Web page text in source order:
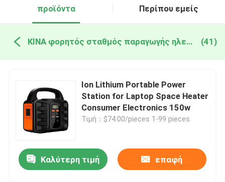
προϊόντα Περίπου εμείς
ΚΙΝΑ φορητός σταθμός παραγωγής ηλεκτρικού ρεύματος λίθιου (41)
Ion Lithium Portable Power
Station for Laptop Space Heater
Consumer Electronics 150w
Τιμή：$74.00/pieces 1-99 pieces
Καλύτερη τιμή επαφή